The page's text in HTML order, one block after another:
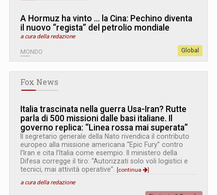
A Hormuz ha vinto … la Cina: Pechino diventa
il nuovo “regista” del petrolio mondiale
a cura della redazione
MONDO Global
Fox News
Italia trascinata nella guerra Usa-Iran? Rutte
parla di 500 missioni dalle basi italiane. Il
governo replica: “Linea rossa mai superata”
Il segretario generale della Nato rivendica il contributo
europeo alla missione americana “Epic Fury” contro
l’Iran e cita l’Italia come esempio. Il ministero della
Difesa corregge il tiro: “Autorizzati solo voli logistici e
tecnici, mai attività operative”. [continua
]
a cura della redazione